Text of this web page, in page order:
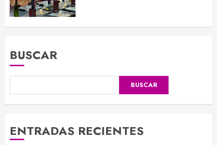
BUSCAR
BUSCAR
ENTRADAS RECIENTES